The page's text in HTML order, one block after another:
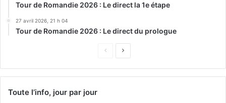
Tour de Romandie 2026 : Le direct la 1e étape
27 avril 2026, 21 h 04
Tour de Romandie 2026 : Le direct du prologue
Page
Page
Toute l’info, jour par jour